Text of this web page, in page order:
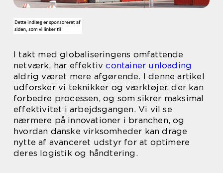
I takt med globaliseringens omfattende
netværk, har effektivcontainer unloading
aldrig været mere afgørende. I denne artikel
udforsker vi teknikker og værktøjer, der kan
forbedre processen, og som sikrer maksimal
effektivitet i arbejdsgangen. Vi vil se
nærmere på innovationer i branchen, og
hvordan danske virksomheder kan drage
nytte af avanceret udstyr for at optimere
deres logistik og håndtering.